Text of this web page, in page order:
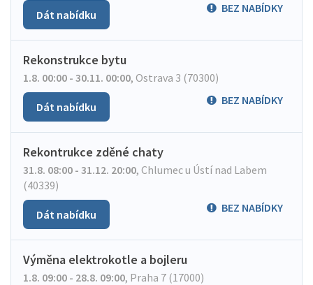
BEZ NABÍDKY
Dát nabídku
Rekonstrukce bytu
1.8. 00:00 - 30.11. 00:00, Ostrava 3 (70300)
BEZ NABÍDKY
Dát nabídku
Rekontrukce zděné chaty
31.8. 08:00 - 31.12. 20:00, Chlumec u Ústí nad Labem
(40339)
BEZ NABÍDKY
Dát nabídku
Výměna elektrokotle a bojleru
1.8. 09:00 - 28.8. 09:00, Praha 7 (17000)